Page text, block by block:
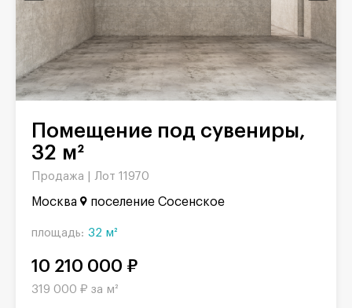
Помещение под сувениры,
32 м²
Продажа | Лот 11970
Москва поселение Сосенское
площадь: 32 м²
10 210 000 ₽
319 000 ₽ за м²